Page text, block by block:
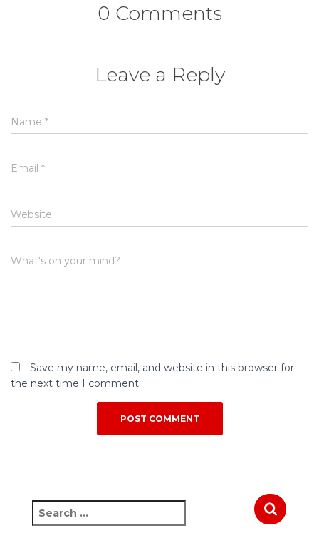
0 Comments
Leave a Reply
Name *
Email *
Website
What's on your mind?
Save my name, email, and website in this browser for
the next time I comment.
e